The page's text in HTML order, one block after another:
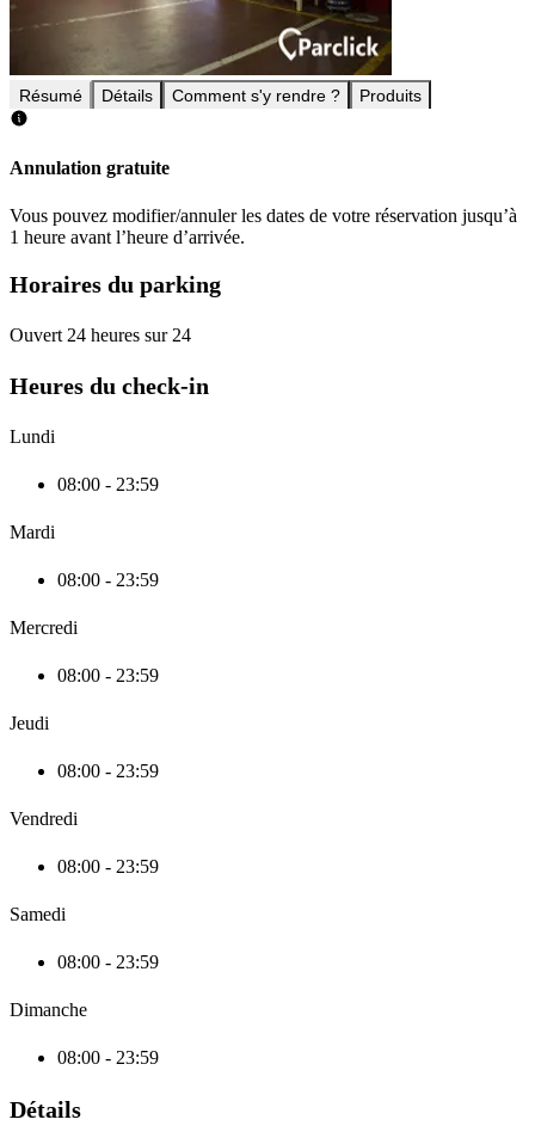
Résumé Détails Comment s'y rendre ? Produits
Annulation gratuite
Vous pouvez modifier/annuler les dates de votre réservation jusqu’à
1 heure avant l’heure d’arrivée.
Horaires du parking
Ouvert 24 heures sur 24
Heures du check-in
Lundi
08:00 - 23:59
Mardi
08:00 - 23:59
Mercredi
08:00 - 23:59
Jeudi
08:00 - 23:59
Vendredi
08:00 - 23:59
Samedi
08:00 - 23:59
Dimanche
08:00 - 23:59
Détails